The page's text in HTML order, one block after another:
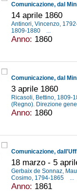
14 aprile 1860
Antinori, Vincenzo,
1809-1880
...
Anno: 1860
3 aprile 1860
Ricasoli, Bettino, 1809-
(Regno). Direzione
Anno: 1860
18 marzo - 5
Gerbaix de Sonnaz,
Cosimo, 1794-1865
...
Anno: 1861